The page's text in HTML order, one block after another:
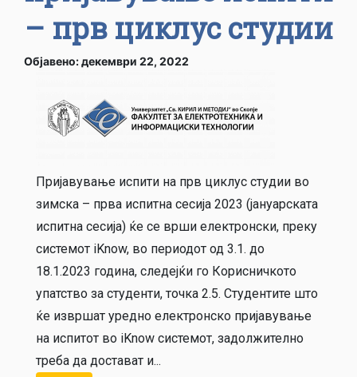
– прв циклус студии
Објавено: декември 22, 2022
Пријавување испити на прв циклус студии во
зимска – прва испитна сесија 2023 (јануарската
испитна сесија) ќе се врши електронски, преку
системот iKnow, во периодот од 3.1. до
18.1.2023 година, следејќи го Корисничкото
упатство за студенти, точка 2.5. Студентите што
ќе извршат уредно електронско пријавување
на испитот во iKnow системот, задолжително
треба да достават и...